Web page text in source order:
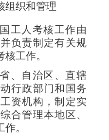
织和管理
工人考核工作由
负责制定有关规
工作。
、自治区、直辖
行政部门和国务
资机构，制定实
合管理本地区、
。